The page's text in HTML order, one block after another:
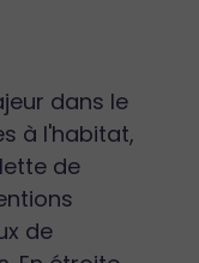
dans le
à l'habitat,
de
de